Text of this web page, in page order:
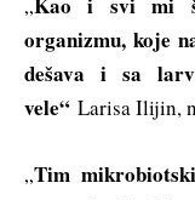
„
organizmu, koje
dešava i sa
vele“ Larisa Ilijin,
„Tim